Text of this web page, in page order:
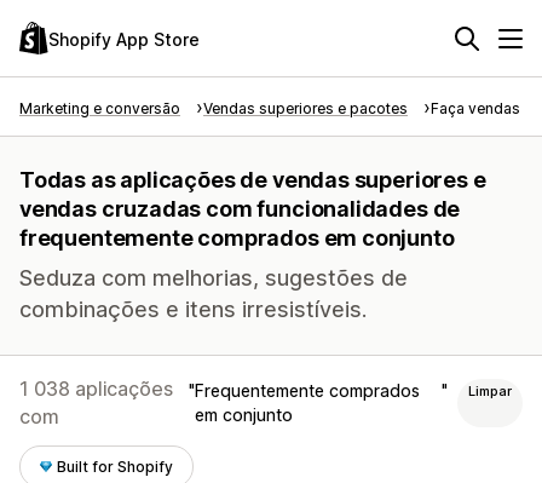
Shopify App Store
Marketing e conversão Vendas superiores e pacotes Faça vendas
Todas as aplicações de vendas superiores e
vendas cruzadas com funcionalidades de
frequentemente comprados em conjunto
Seduza com melhorias, sugestões de
combinações e itens irresistíveis.
1 038 aplicações
com
Frequentemente comprados
em conjunto
Limpar
Built for Shopify